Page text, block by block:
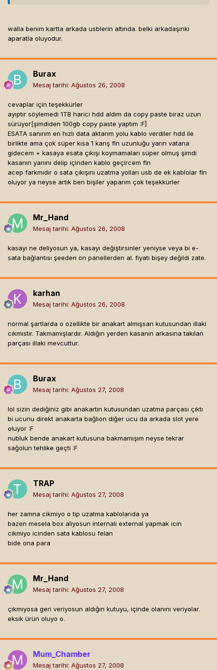
walla benim kartta arkada usblerin altında. belki arkadaşınki
aparatla oluyodur.
Burax
Mesaj tarihi: Ağustos 26, 2008
cevaplar için teşekkürler
ayıptır söylemedi 1TB harici hdd aldım da copy paste biraz uzun
sürüyor[şimdiden 100gb copy paste yaptım :F]
ESATA sanırım en hızlı data aktarım yolu kablo verdiler hdd ile
birlikte ama çok süper kısa 1 karış fln uzunluğu yarın vatana
gidecem + kasaya esata çıkışı koymamaları süper olmuş şimdi
kasanın yanını delip içinden kablo geçircem fln
acep farkmıdır o sata çıkışını uzatma yolları usb de ek kablolar fln
oluyor ya neyse artık ben bişiler yaparım çok teşekkürler
Mr_Hand
Mesaj tarihi: Ağustos 26, 2008
kasayı ne deliyosun ya, kasayı değiştirsinler yeniyse veya bi e-
sata bağlantısı şeeden ön panellerden al. fiyatı bişey değildi zate.
karhan
Mesaj tarihi: Ağustos 26, 2008
normal şartlarda o ozellikte bir anakart almışsan kutusundan illaki
cıkmıstır. Takmamışlardır. Aldığın yerden kasanın arkasına takılan
parçası illaki mevcuttur.
Burax
Mesaj tarihi: Ağustos 27, 2008
lol sizin dediğiniz gibi anakartın kutusundan uzatma parçası çıktı
bi ucunu direkt anakarta bağlıon diğer ucu da arkada slot yere
oluyor :F
nubluk bende anakart kutusuna bakmamışım neyse tekrar
sağolun tehlike geçti :F
TRAP
Mesaj tarihi: Ağustos 27, 2008
her zamna cikmiyo o tip uzatma kablolarida ya
bazen mesela box aliyosun internali external yapmak icin
cikmiyo icinden sata kablosu felan
bide ona para
Mr_Hand
Mesaj tarihi: Ağustos 27, 2008
çıkmıyosa geri veriyosun aldığın kutuyu, içinde olanını veriyolar.
eksik ürün oluyo o.
Mum_Chamber
Mesaj tarihi: Ağustos 27, 2008